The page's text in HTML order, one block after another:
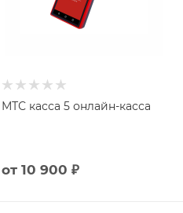
МТС касса 5 онлайн-касса
от 10 900 ₽